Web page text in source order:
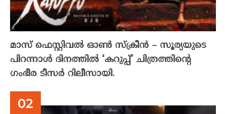
മാസ് ഫെസ്റ്റിവൽ ഓൺ സ്‌ക്രീൻ – സൂര്യയുടെ
പിറന്നാൾ ദിനത്തിൽ ‘കറുപ്പ്’ ചിത്രത്തിന്റെ
ഗംഭീര ടീസർ റിലീസായി.